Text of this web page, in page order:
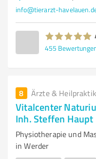
info@tierarzt-
455
8 Ärzte &
Vitalcenter
Inh. Steffen Haupt
Physiotherapie und
in Werder